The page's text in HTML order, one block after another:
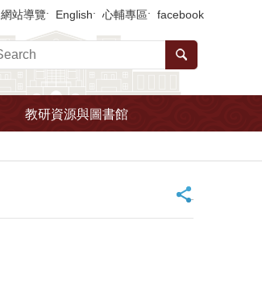
網站導覽 English 心輔專區 facebook
教研資源與圖書館
_